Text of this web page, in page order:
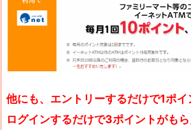
他にも、エントリーするだけで1ポ
ログインするだけで3ポイントがもら